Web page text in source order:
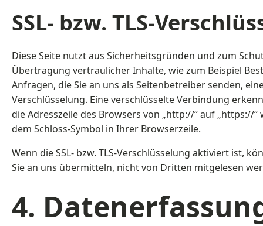
SSL- bzw. TLS-
Diese Seite nutzt aus Sicherheitsgründen und zum
Übertragung vertraulicher Inhalte, wie zum Beispiel
Anfragen, die Sie an uns als Seitenbetreiber senden, eine
Verschlüsselung. Eine verschlüsselte Verbindung
die Adresszeile des Browsers von „http://“ auf „https://“
dem Schloss-Symbol in Ihrer Browserzeile.
Wenn die SSL- bzw. TLS-Verschlüsselung aktiviert ist,
Sie an uns übermitteln, nicht von Dritten mitgelesen
4.